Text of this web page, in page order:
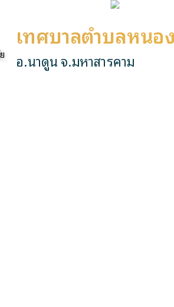
เทศบาลตำบลหนอ
อ.นาดูน จ.มหาสารคาม